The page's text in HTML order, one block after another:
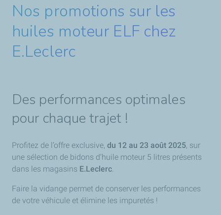
Nos promotions sur les
huiles moteur ELF chez
E.Leclerc
Des performances optimales
pour chaque trajet !
Profitez de l’offre exclusive, du 12 au 23 août 2025, sur
une sélection de bidons d’huile moteur 5 litres présents
dans les magasins E.Leclerc.
Faire la vidange permet de conserver les performances
de votre véhicule et élimine les impuretés !